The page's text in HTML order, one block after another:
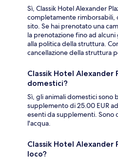
Sì, Classik Hotel Alexander
completamente rimborsabili,
sito. Se hai prenotato una
la prenotazione fino ad
alla politica della struttura.
cancellazione della struttura
Classik Hotel Alexander
domestici?
Sì, gli animali domestici sono
supplemento di 25.00 EUR
esenti da supplementi. Sono
l'acqua.
Classik Hotel
loco?